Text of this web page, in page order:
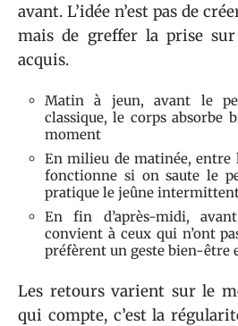
avant. L’idée n’est pas de
mais de greffer la prise
acquis.
Matin à jeun, avant le
classique, le corps absorbe
moment
En milieu de matinée, entre
fonctionne si on saute le
pratique le jeûne
En fin d’après-midi,
convient à ceux qui n’ont
préfèrent un geste bien-être
Les retours varient sur le
qui compte, c’est la